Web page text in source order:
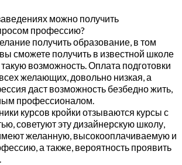
можно получить
профессию?
получить образование, в том
сможете получить в известной школе
возможность. Оплата подготовки
желающих, довольно низкая, а
даст возможность безбедно жить,
профессионалом.
курсов кройки отзываются курсы с
советуют эту дизайнерскую школу,
желанную, высокооплачиваемую и
а также, вероятность проявить